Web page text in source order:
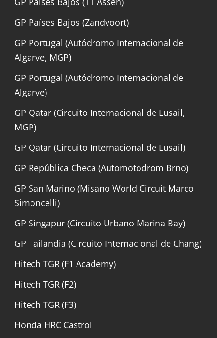
GP Países Bajos (Zandvoort)
GP Portugal (Autódromo Internacional de
Algarve, MGP)
GP Portugal (Autódromo Internacional de
Algarve)
GP Qatar (Circuito Internacional de Lusail,
MGP)
GP Qatar (Circuito Internacional de Lusail)
GP República Checa (Automotodrom Brno)
GP San Marino (Misano World Circuit Marco
Simoncelli)
GP Singapur (Circuito Urbano Marina Bay)
GP Tailandia (Circuito Internacional de Chang)
Hitech TGR (F1 Academy)
Hitech TGR (F2)
Hitech TGR (F3)
Honda HRC Castrol